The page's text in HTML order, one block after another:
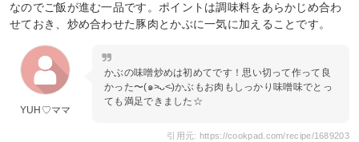
なのでご飯が進む一品です。ポイントは調味料をあらかじめ合わ
せておき、炒め合わせた豚肉とかぶに一気に加えることです。
YUH♡ママ
かぶの味噌炒めは初めてです！思い切って作って良
かった〜(๑˃̵ᴗ˂̵)かぶもお肉もしっかり味噌味でとっ
ても満足できました☆
引用元: https://cookpad.com/recipe/1689203